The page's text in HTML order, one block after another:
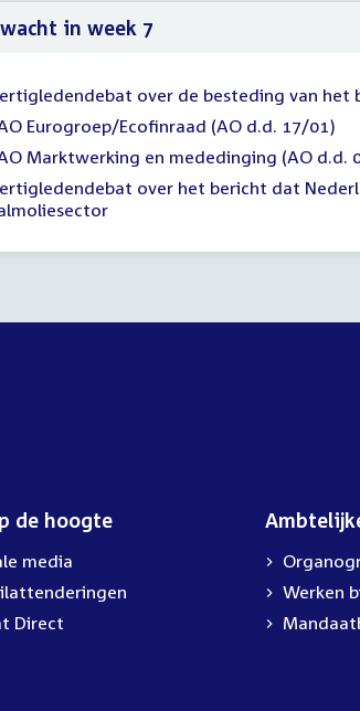
in week 7
over de besteding van
Eurogroep/Ecofinraad (AO d.d. 17/01)
Marktwerking en mededinging (AO d.d.
over het bericht dat
de hoogte
media
Direct
External
link:
Werken